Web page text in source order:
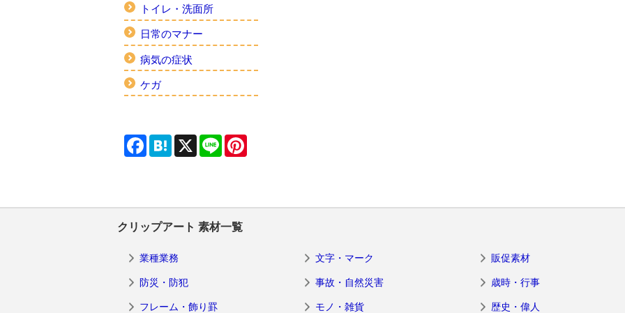
トイレ・洗面所
日常のマナー
病気の症状
ケガ
FacebookHatenaX Line
クリップアート 素材一覧
業種業務 文字・マーク 販促素材
防災・防犯 事故・自然災害 歳時・行事
フレーム・飾り罫 モノ・雑貨 歴史・偉人